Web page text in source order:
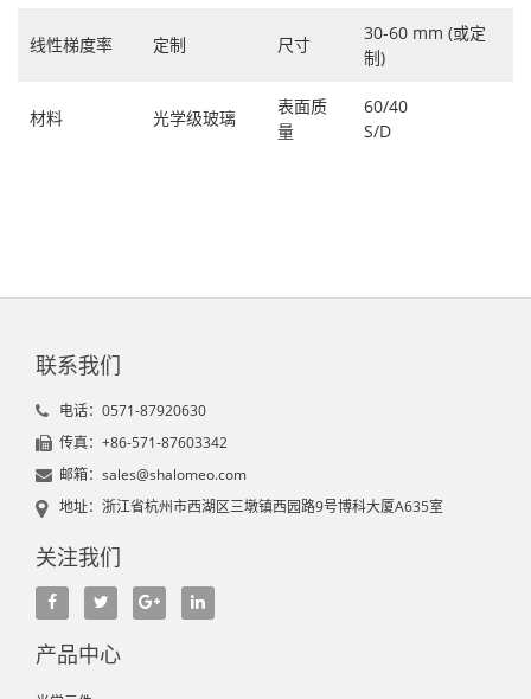
线性梯度率 定制 尺寸
30-60 mm (或定
制)
材料 光学级玻璃
表面质
量
60/40
S/D
联系我们
电话：0571-87920630
传真：+86-571-87603342
邮箱：sales@shalomeo.com
地址：浙江省杭州市西湖区三墩镇西园路9号博科大厦A635室
关注我们
产品中心